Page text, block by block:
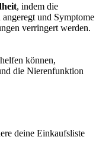
, indem die
und Symptome
verringert werden.
können,
die Nierenfunktion
deine Einkaufsliste